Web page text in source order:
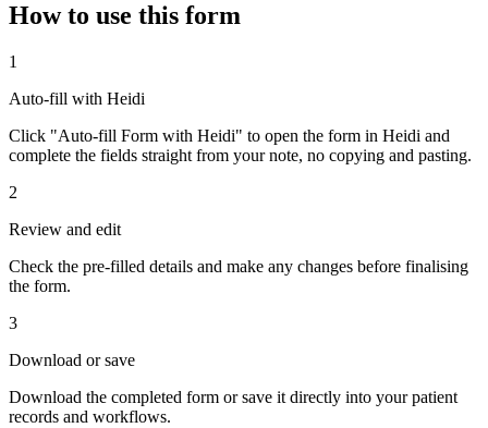
How to use this form
1
Auto-fill with Heidi
Click "Auto-fill Form with Heidi" to open the form in Heidi and
complete the fields straight from your note, no copying and pasting.
2
Review and edit
Check the pre-filled details and make any changes before finalising
the form.
3
Download or save
Download the completed form or save it directly into your patient
records and workflows.